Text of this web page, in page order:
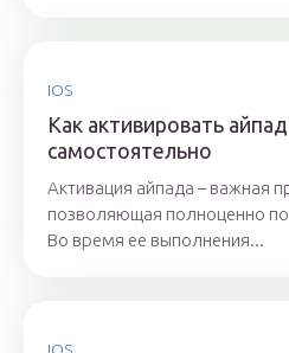
IOS
Как активировать
самостоятельно
Активация айпада – важная
позволяющая полноценно
Во время ее выполнения...
IOS